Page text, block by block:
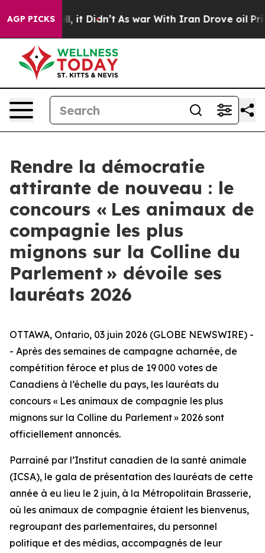
AGP PICKS
Well, it Didn’t As war With Iran Drove oil Prices
Rendre la démocratie
attirante de nouveau : le
concours « Les animaux de
compagnie les plus
mignons sur la Colline du
Parlement » dévoile ses
lauréats 2026
OTTAWA, Ontario, 03 juin 2026 (GLOBE NEWSWIRE) -
- Après des semaines de campagne acharnée, de
compétition féroce et plus de 19 000 votes de
Canadiens à l’échelle du pays, les lauréats du
concours « Les animaux de compagnie les plus
mignons sur la Colline du Parlement » 2026 sont
officiellement annoncés.
Parrainé par l’Institut canadien de la santé animale
(ICSA), le gala de présentation des lauréats de cette
année à eu lieu le 2 juin, à la Métropolitain Brasserie,
où les animaux de compagnie étaient les bienvenus,
regroupant des parlementaires, du personnel
politique et des médias, accompagnés de leur